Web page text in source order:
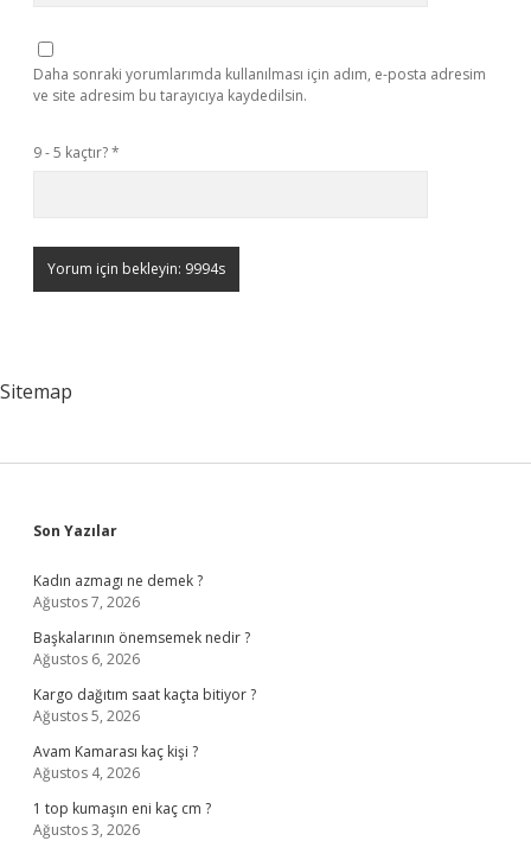
Daha sonraki yorumlarımda kullanılması için adım, e-posta adresim
ve site adresim bu tarayıcıya kaydedilsin.
9 - 5 kaçtır?*
Sitemap
Sidebar
Son Yazılar
Kadın azmagı ne demek ?
Ağustos 7, 2026
Başkalarının önemsemek nedir ?
Ağustos 6, 2026
Kargo dağıtım saat kaçta bitiyor ?
Ağustos 5, 2026
Avam Kamarası kaç kişi ?
Ağustos 4, 2026
1 top kumaşın eni kaç cm ?
Ağustos 3, 2026